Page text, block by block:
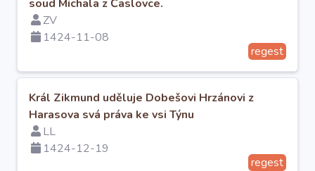
soud Michala z Časlovce.
ZV
1424-11-08
regest
Král Zikmund uděluje Dobešovi Hrzánovi z
Harasova svá práva ke vsi Týnu
LL
1424-12-19
regest